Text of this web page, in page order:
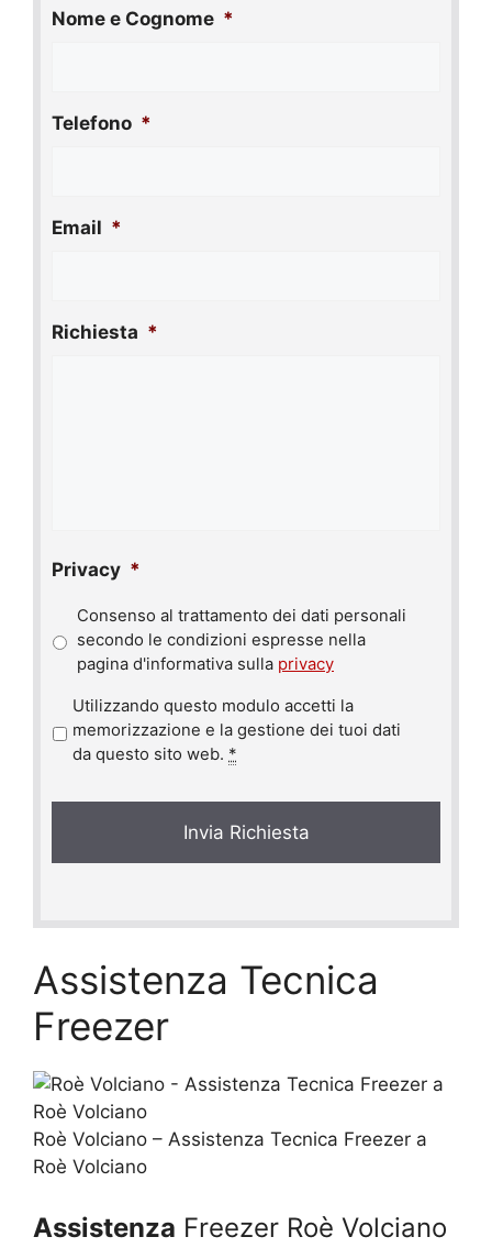
Nome e Cognome *
Telefono *
Email *
Richiesta *
Privacy *
Consenso al trattamento dei dati personali
secondo le condizioni espresse nella
pagina d'informativa sulla privacy
r
a
Utilizzando questo modulo accetti la
memorizzazione e la gestione dei tuoi dati
da questo sito web. *
Assistenza Tecnica
Freezer
Roè Volciano – Assistenza Tecnica Freezer a
Roè Volciano
Assistenza Freezer Roè Volciano